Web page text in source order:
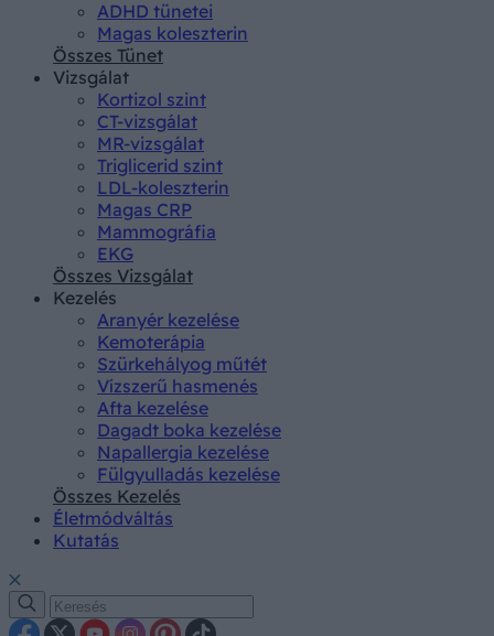
ADHD tünetei
Magas koleszterin
Összes Tünet
Vizsgálat
Kortizol szint
CT-vizsgálat
MR-vizsgálat
Triglicerid szint
LDL-koleszterin
Magas CRP
Mammográfia
EKG
Összes Vizsgálat
Kezelés
Aranyér kezelése
Kemoterápia
Szürkehályog műtét
Vízszerű hasmenés
Afta kezelése
Dagadt boka kezelése
Napallergia kezelése
Fülgyulladás kezelése
Összes Kezelés
Életmódváltás
Kutatás